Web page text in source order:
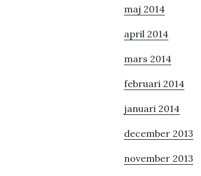
maj 2014
april 2014
mars 2014
februari 2014
januari 2014
december 2013
november 2013